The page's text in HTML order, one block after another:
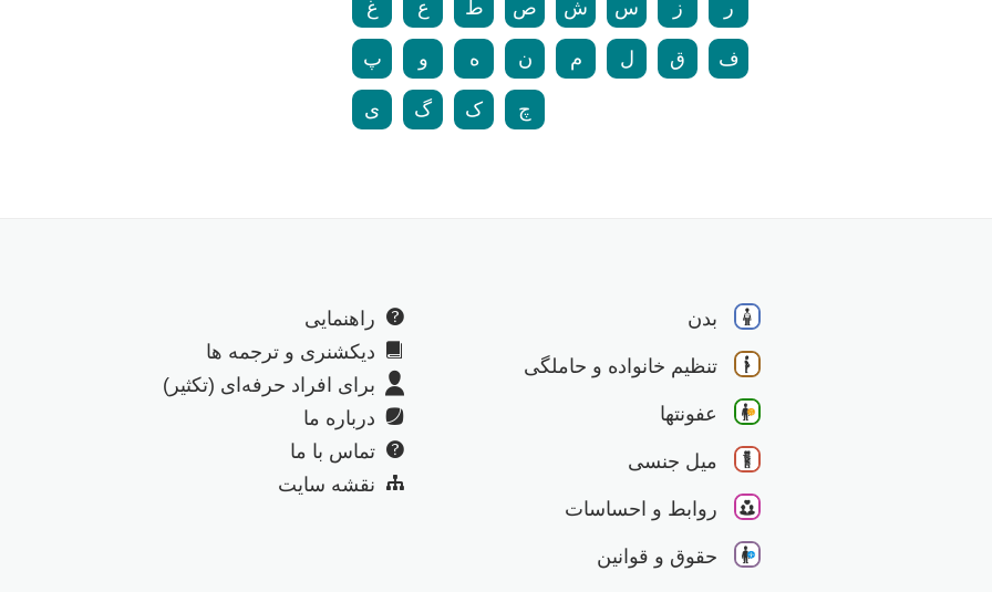
ر ز س ش ص ط ع غ
ف ق ل م ن ه و پ
چ ک گ ی
بدن
تنظیم خانواده و حاملگی
عفونتها
میل جنسی
روابط و احساسات
حقوق و قوانین
راهنمایی
دیکشنری و ترجمه ها
برای افراد حرفه‌ای (تکثیر)
درباره ما
تماس با ما
نقشه سایت